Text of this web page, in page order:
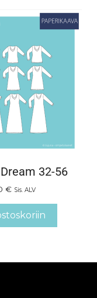
32-56
€ Sis. ALV